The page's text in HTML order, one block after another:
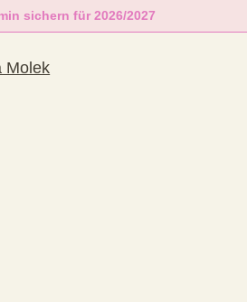
sichern für 2026/2027